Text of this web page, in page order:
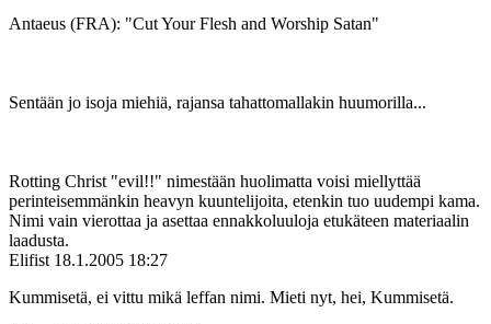
Antaeus (FRA): "Cut Your Flesh and Worship Satan"
Sentään jo isoja miehiä, rajansa tahattomallakin huumorilla...
Rotting Christ "evil!!" nimestään huolimatta voisi miellyttää
perinteisemmänkin heavyn kuuntelijoita, etenkin tuo uudempi kama.
Nimi vain vierottaa ja asettaa ennakkoluuloja etukäteen materiaalin
laadusta.
Elifist 18.1.2005 18:27
Kummisetä, ei vittu mikä leffan nimi. Mieti nyt, hei, Kummisetä.